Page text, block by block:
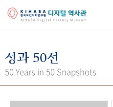
걸어온 길 기관 변천사
성과 50선
50 Years in 50 Snapshots